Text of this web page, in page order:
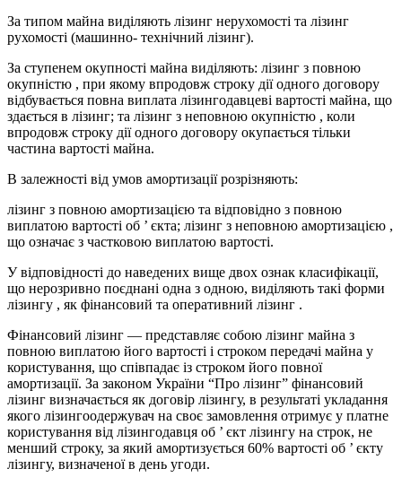
За типом майна виділяють лізинг нерухомості та лізинг
рухомості (машинно- технічний лізинг).
За ступенем окупності майна виділяють: лізинг з повною
окупністю , при якому впродовж строку дії одного договору
відбувається повна виплата лізингодавцеві вартості майна, що
здається в лізинг; та лізинг з неповною окупністю , коли
впродовж строку дії одного договору окупається тільки
частина вартості майна.
В залежності від умов амортизації розрізняють:
лізинг з повною амортизацією та відповідно з повною
виплатою вартості об ’ єкта; лізинг з неповною амортизацією ,
що означає з частковою виплатою вартості.
У відповідності до наведених вище двох ознак класифікації,
що нерозривно поєднані одна з одною, виділяють такі форми
лізингу , як фінансовий та оперативний лізинг .
Фінансовий лізинг — представляє собою лізинг майна з
повною виплатою його вартості і строком передачі майна у
користування, що співпадає із строком його повної
амортизації. За законом України “Про лізинг” фінансовий
лізинг визначається як договір лізингу, в результаті укладання
якого лізингоодержувач на своє замовлення отримує у платне
користування від лізингодавця об ’ єкт лізингу на строк, не
менший строку, за який амортизується 60% вартості об ’ єкту
лізингу, визначеної в день угоди.